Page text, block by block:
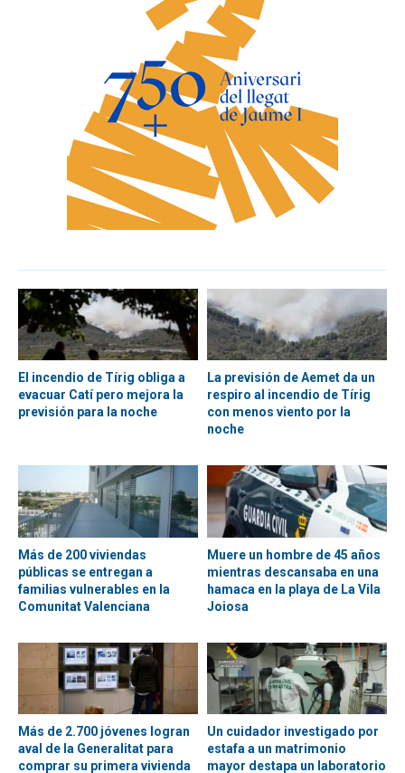
El incendio de Tírig obliga a
evacuar Catí pero mejora la
previsión para la noche
La previsión de Aemet da un
respiro al incendio de Tírig
con menos viento por la
noche
Más de 200 viviendas
públicas se entregan a
familias vulnerables en la
Comunitat Valenciana
Muere un hombre de 45 años
mientras descansaba en una
hamaca en la playa de La Vila
Joiosa
Más de 2.700 jóvenes logran
aval de la Generalitat para
comprar su primera vivienda
Un cuidador investigado por
estafa a un matrimonio
mayor destapa un laboratorio